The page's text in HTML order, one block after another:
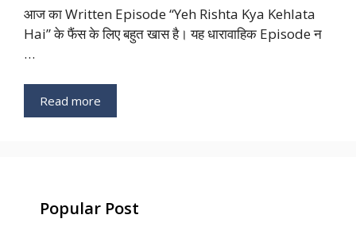
आज का Written Episode “Yeh Rishta Kya Kehlata
Hai” के फैंस के लिए बहुत खास है। यह धारावाहिक Episode न
…
Read more
Popular Post